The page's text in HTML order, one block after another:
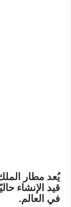
يُعد مطار
قيد الإنشاء
في العالم.